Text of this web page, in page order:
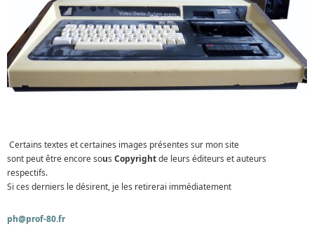
Certains textes et certaines images présentes sur mon site
sont peut être encore sous Copyrightde leurs éditeurs et auteurs
respectifs.
Si ces derniers le désirent, je les retirerai immédiatement
ph@prof-80.fr